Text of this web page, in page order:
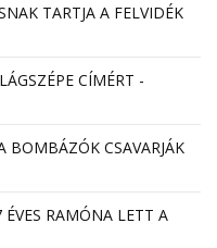
TARTJA A FELVIDÉK
CÍMÉRT -
BOMBÁZÓK CSAVARJÁK
ÉVES RAMÓNA LETT A